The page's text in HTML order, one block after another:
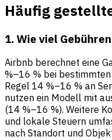
Häufig
1. Wie viel
Airbnb berechnet eine
%–16 % bei
Regel 14 %–16 % an
nutzen ein Modell mit
(14 %–16 %). Weitere
und lokale Steuern
nach Standort und